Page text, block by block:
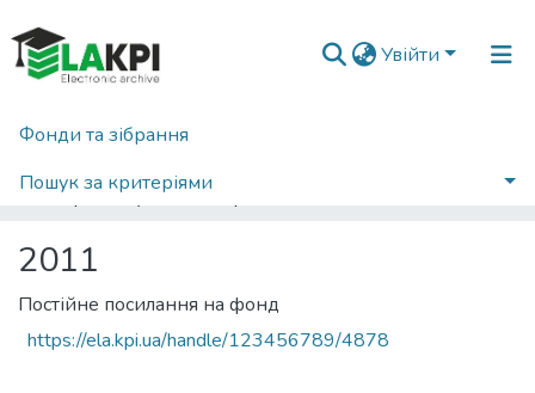
Увійти
Фонди та зібрання
Пошук за критеріями
Головна
Наукова періодика
Переглянути за автором
2011
Постійне посилання на фонд
https://ela.kpi.ua/handle/123456789/4878